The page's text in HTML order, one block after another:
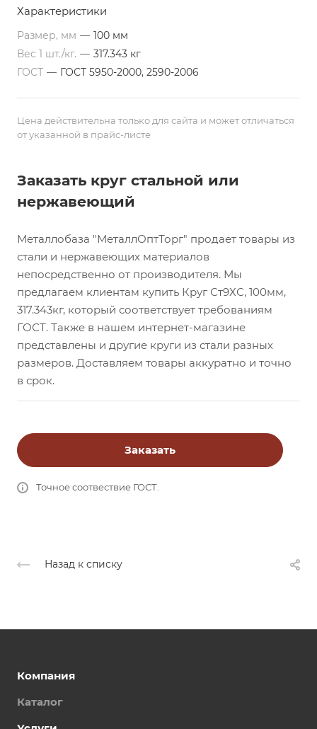
Характеристики
Размер, мм — 100 мм
Вес 1 шт./кг. — 317.343 кг
ГОСТ — ГОСТ 5950-2000, 2590-2006
Цена действительна только для сайта и может отличаться
от указанной в прайс-листе
Заказать круг стальной или
нержавеющий
Металлобаза "МеталлОптТорг" продает товары из
стали и нержавеющих материалов
непосредственно от производителя. Мы
предлагаем клиентам купить Круг Ст9ХС, 100мм,
317.343кг, который соответствует требованиям
ГОСТ. Также в нашем интернет-магазине
представлены и другие круги из стали разных
размеров. Доставляем товары аккуратно и точно
в срок.
Заказать
Точное соотвествие ГОСТ.
Назад к списку
Компания
Каталог